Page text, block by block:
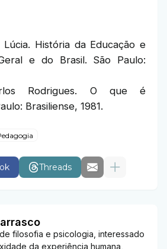
História da Educação e
e do Brasil. São Paulo:
Rodrigues. O que é
Brasiliense, 1981.
Threads
filosofia e psicologia, interessado
da experiência humana,